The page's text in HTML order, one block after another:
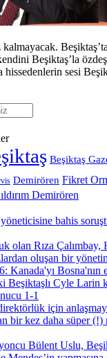
kalmayacak.
Beşiktaş’la
sesi
Beşiktaş
Demirören Fikret
Demirören